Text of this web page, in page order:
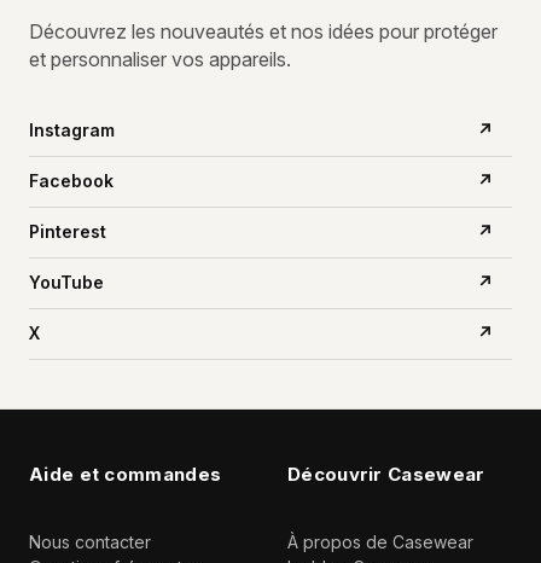
Découvrez les nouveautés et nos idées pour protéger
et personnaliser vos appareils.
Instagram ↗
Facebook ↗
Pinterest ↗
YouTube ↗
X ↗
Aide et commandes
Nous contacter
Découvrir Casewear
À propos de Casewear